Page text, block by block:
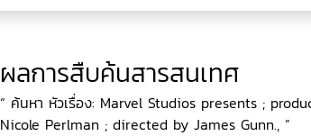
ผลการสืบค้นสารสนเทศ
“ ค้นหา หัวเรื่อง: Marvel Studios presents ;
Nicole Perlman ; directed by James Gunn., ”